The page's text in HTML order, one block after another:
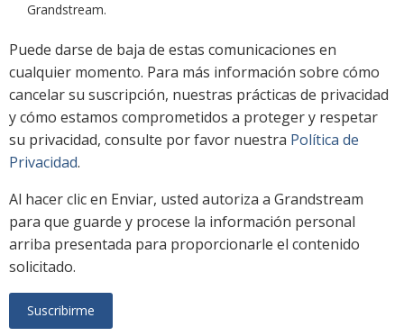
Grandstream.
Puede darse de baja de estas comunicaciones en
cualquier momento. Para más información sobre cómo
cancelar su suscripción, nuestras prácticas de privacidad
y cómo estamos comprometidos a proteger y respetar
su privacidad, consulte por favor nuestra Política de
Privacidad.
Al hacer clic en Enviar, usted autoriza a Grandstream
para que guarde y procese la información personal
arriba presentada para proporcionarle el contenido
solicitado.